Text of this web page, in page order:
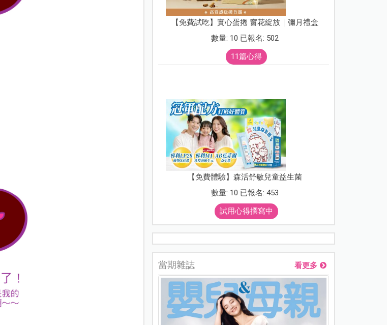
【免費試吃】實心蛋捲 窗花綻放｜彌月禮盒
數量: 10 已報名: 502
11篇心得
【免費體驗】森活舒敏兒童益生菌
數量: 10 已報名: 453
試用心得撰寫中
當期雜誌 看更多